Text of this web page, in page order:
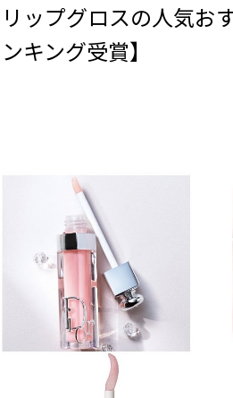
リップグロスの人気お
ンキング受賞】